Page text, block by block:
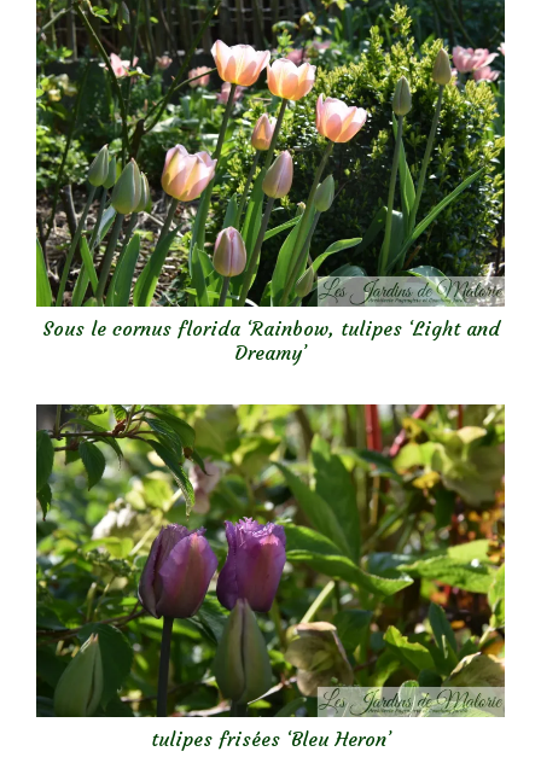
Sous le cornus florida ‘Rainbow, tulipes ‘Light and
Dreamy’
tulipes frisées ‘Bleu Heron’